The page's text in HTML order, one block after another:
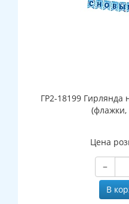
ГР2-18199
(флажки,
Цена
−
В